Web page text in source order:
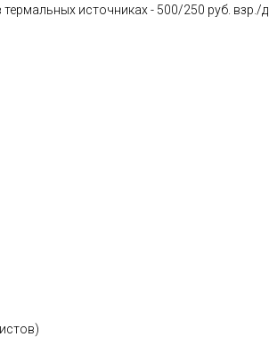
термальных источниках - 500/250 руб. взр./